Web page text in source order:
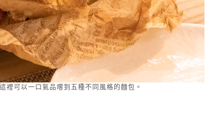
裡可以一口氣品嚐到五種不同風格的麵包。